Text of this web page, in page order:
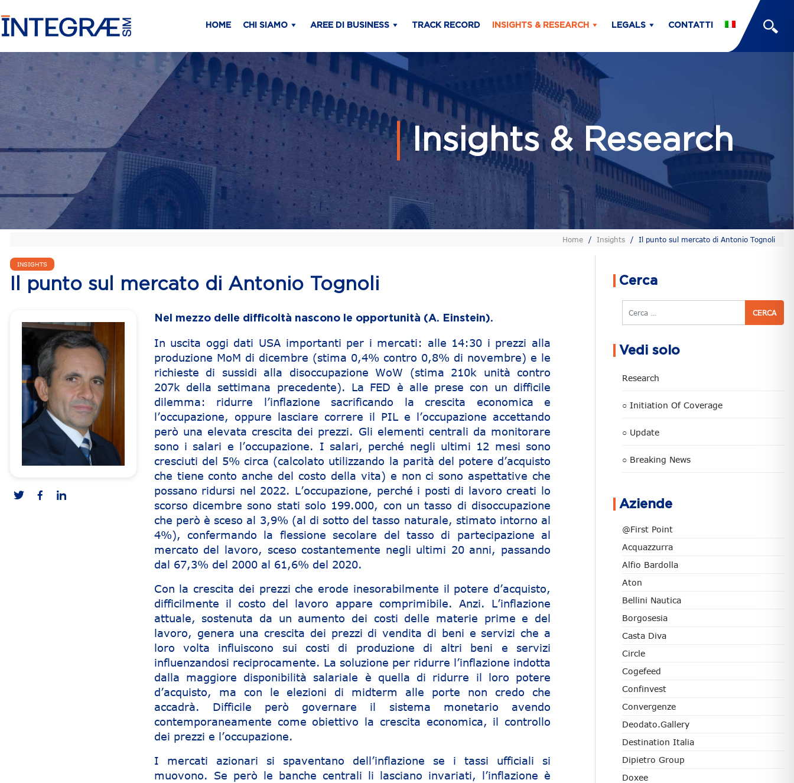
HOME CHI SIAMO AREE DI BUSINESS TRACK RECORD INSIGHTS & RESEARCH LEGALS CONTATTI
Insights & Research
Home / Insights / Il punto sul mercato di Antonio Tognoli
INSIGHTS
Il punto sul mercato di Antonio Tognoli
Nel mezzo delle difficoltà nascono le opportunità (A. Einstein).
In uscita oggi dati USA importanti per i mercati: alle 14:30 i prezzi alla
produzione MoM di dicembre (stima 0,4% contro 0,8% di novembre) e le
richieste di sussidi alla disoccupazione WoW (stima 210k unità contro
207k della settimana precedente). La FED è alle prese con un difficile
dilemma: ridurre l’inflazione sacrificando la crescita economica e
l’occupazione, oppure lasciare correre il PIL e l’occupazione accettando
però una elevata crescita dei prezzi. Gli elementi centrali da monitorare
sono i salari e l’occupazione. I salari, perché negli ultimi 12 mesi sono
cresciuti del 5% circa (calcolato utilizzando la parità del potere d’acquisto
che tiene conto anche del costo della vita) e non ci sono aspettative che
possano ridursi nel 2022. L’occupazione, perché i posti di lavoro creati lo
scorso dicembre sono stati solo 199.000, con un tasso di disoccupazione
che però è sceso al 3,9% (al di sotto del tasso naturale, stimato intorno al
4%), confermando la flessione secolare del tasso di partecipazione al
mercato del lavoro, sceso costantemente negli ultimi 20 anni, passando
dal 67,3% del 2000 al 61,6% del 2020.
Con la crescita dei prezzi che erode inesorabilmente il potere d’acquisto,
difficilmente il costo del lavoro appare comprimibile. Anzi. L’inflazione
attuale, sostenuta da un aumento dei costi delle materie prime e del
lavoro, genera una crescita dei prezzi di vendita di beni e servizi che a
loro volta influiscono sui costi di produzione di altri beni e servizi
influenzandosi reciprocamente. La soluzione per ridurre l’inflazione indotta
dalla maggiore disponibilità salariale è quella di ridurre il loro potere
d’acquisto, ma con le elezioni di midterm alle porte non credo che
accadrà. Difficile però governare il sistema monetario avendo
contemporaneamente come obiettivo la crescita economica, il controllo
dei prezzi e l’occupazione.
I mercati azionari si spaventano dell’inflazione se i tassi ufficiali si
muovono. Se però le banche centrali li lasciano invariati, l’inflazione è
Cerca
Cerca
Vedi solo
Research
○ Initiation Of Coverage
○ Update
○ Breaking News
Aziende
@First Point
Acquazzurra
Alfio Bardolla
Aton
Bellini Nautica
Borgosesia
Casta Diva
Circle
Cogefeed
Confinvest
Convergenze
Deodato.Gallery
Destination Italia
Dipietro Group
Doxee